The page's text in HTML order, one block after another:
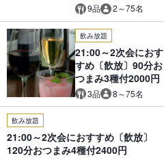
9品 2～75名
飲み放題
21:00～2次会におす
すめ〔飲放〕90分お
つまみ3種付2000円
3品 8～75名
飲み放題
21:00～2次会におすすめ〔飲放〕
120分おつまみ4種付2400円